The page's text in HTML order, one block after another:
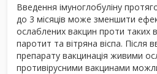
Введення імуноглобуліну
до 3 місяців може зменшити
ослаблених вакцин проти таких
паротит та вітряна віспа. Після
препарату вакцинація живими
противірусними вакцинами